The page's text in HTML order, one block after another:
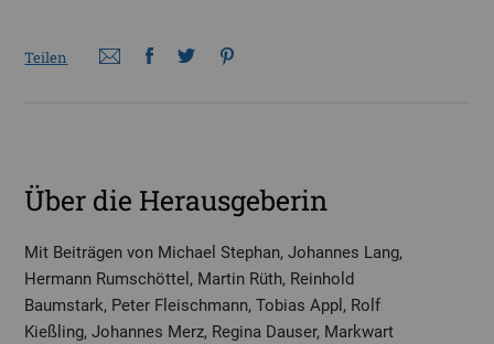
Teilen
Über die Herausgeberin
Mit Beiträgen von Michael Stephan, Johannes Lang,
Hermann Rumschöttel, Martin Rüth, Reinhold
Baumstark, Peter Fleischmann, Tobias Appl, Rolf
Kießling, Johannes Merz, Regina Dauser, Markwart